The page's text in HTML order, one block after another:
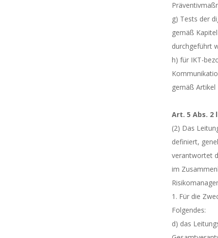
g) Tests der
gemäß
durchgeführt
h) für IKT-
gemäß
Art. 5 Abs. 2
(2) Das
definiert,
verantwortet
im
1. Für die
Folgendes:
d) das